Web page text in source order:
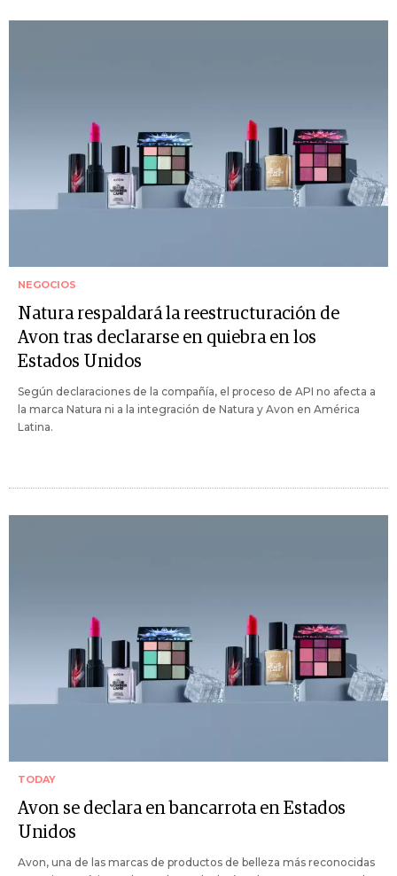
NEGOCIOS
Natura respaldará la reestructuración de
Avon tras declararse en quiebra en los
Estados Unidos
Según declaraciones de la compañía, el proceso de API no afecta a
la marca Natura ni a la integración de Natura y Avon en América
Latina.
TODAY
Avon se declara en bancarrota en Estados
Unidos
Avon, una de las marcas de productos de belleza más reconocidas